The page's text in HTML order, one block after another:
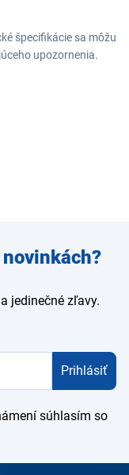
špecifikácie sa môžu
upozornenia.
jedinečné zľavy.
Prihlásiť
súhlasím so